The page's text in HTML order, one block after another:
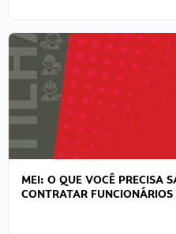
MEI: O QUE VOCÊ PRECISA
CONTRATAR FUNCIONÁRIOS